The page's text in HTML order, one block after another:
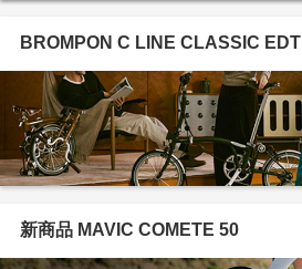
BROMPON C LINE CLASSIC EDT
新商品 MAVIC COMETE 50